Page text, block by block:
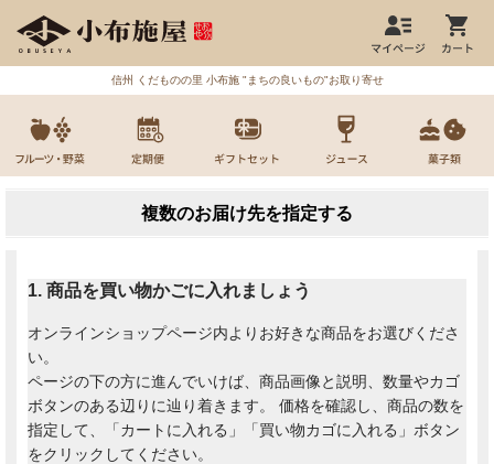
信州 くだものの里 小布施 "まちの良いもの"お取り寄せ
複数のお届け先を指定する
1. 商品を買い物かごに入れましょう
オンラインショップページ内よりお好きな商品をお選びくださ
い。
ページの下の方に進んでいけば、商品画像と説明、数量やカゴ
ボタンのある辺りに辿り着きます。 価格を確認し、商品の数を
指定して、「カートに入れる」「買い物カゴに入れる」ボタン
をクリックしてください。